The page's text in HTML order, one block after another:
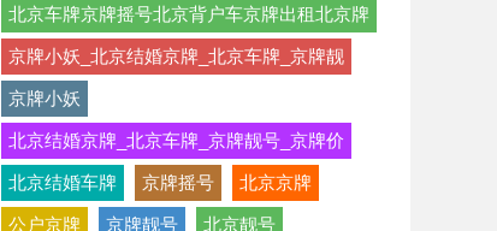
北京车牌京牌摇号北京背户车京牌出租北京牌
京牌小妖_北京结婚京牌_北京车牌_京牌靓
京牌小妖
北京结婚京牌_北京车牌_京牌靓号_京牌价
北京结婚车牌 京牌摇号 北京京牌
公户京牌 京牌靓号 北京靓号